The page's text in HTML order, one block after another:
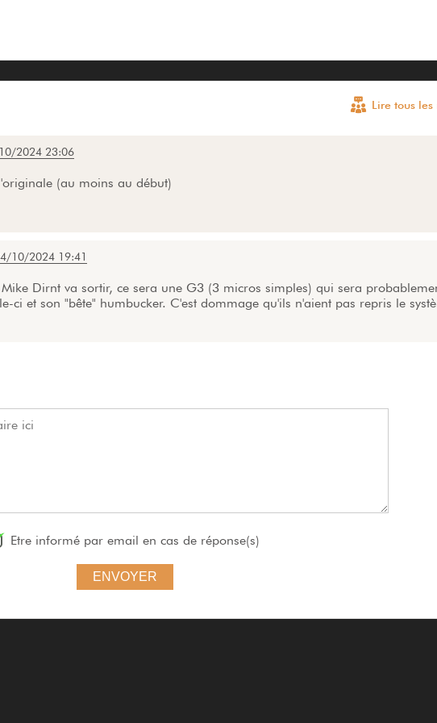
Lire tous les
2024 23:06
(au moins au début)
10/2024 19:41
Dirnt va sortir, ce sera une G3 (3 micros simples) qui sera
ci et son "bête" humbucker. C'est dommage qu'ils n'aient pas repris le
Etre informé par email en cas de réponse(s)
ENVOYER